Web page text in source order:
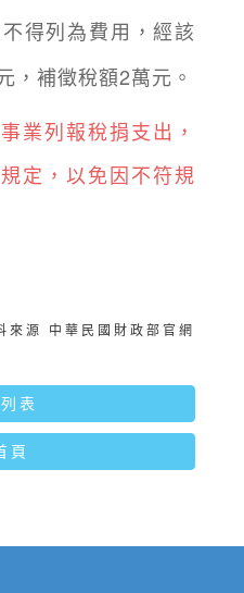
得列為費用，經該
，補徵稅額2萬元。
業列報稅捐支出，
定，以免因不符規
來源 中華民國財政部官網
表
頁